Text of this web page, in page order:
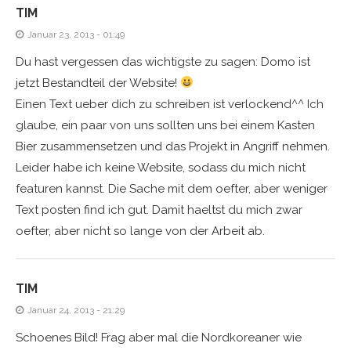
TIM
Januar 23, 2013 - 01:49
Du hast vergessen das wichtigste zu sagen: Domo ist
jetzt Bestandteil der Website!
Einen Text ueber dich zu schreiben ist verlockend^^ Ich
glaube, ein paar von uns sollten uns bei einem Kasten
Bier zusammensetzen und das Projekt in Angriff nehmen.
Leider habe ich keine Website, sodass du mich nicht
featuren kannst. Die Sache mit dem oefter, aber weniger
Text posten find ich gut. Damit haeltst du mich zwar
oefter, aber nicht so lange von der Arbeit ab.
TIM
Januar 24, 2013 - 21:29
Schoenes Bild! Frag aber mal die Nordkoreaner wie